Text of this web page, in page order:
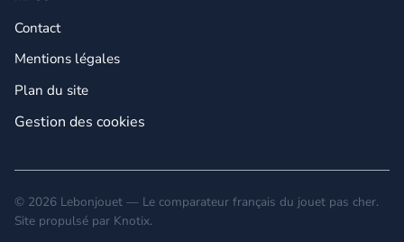
Contact
Mentions légales
Plan du site
Gestion des cookies
© 2026 Lebonjouet — Le comparateur français du jouet pas cher.
Site propulsé par Knotix.